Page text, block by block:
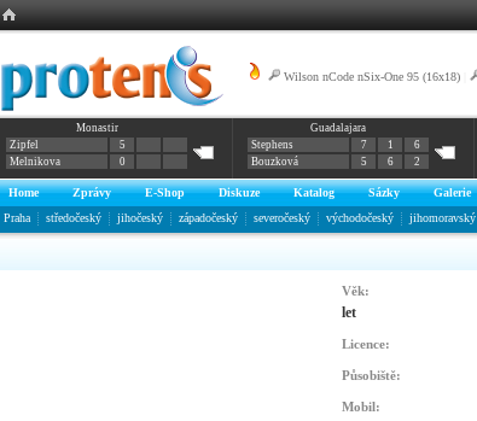
Wilson nCode nSix-One 95 (16x18)
Lite
Monastir
Zipfel
5
Melnikova
0
Guadalajara
Stephens
7 1
6
Bouzková
5 6 2
Home Zprávy E-Shop Diskuze Katalog Sázky Galerie
Praha
středočeský jihočeský západočeský severočeský východočeský jihomoravský
Věk:
let
Licence:
Působiště:
Mobil: